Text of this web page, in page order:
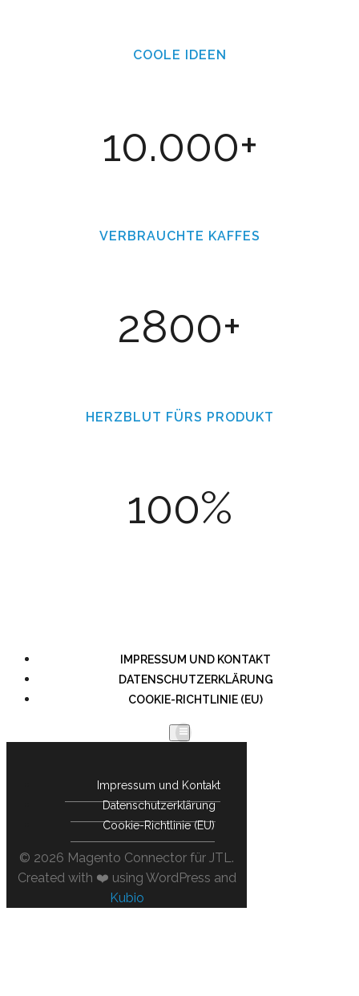
COOLE IDEEN
10.000+
VERBRAUCHTE KAFFES
2800+
HERZBLUT FÜRS PRODUKT
100%
IMPRESSUM UND KONTAKT
DATENSCHUTZERKLÄRUNG
COOKIE-RICHTLINIE (EU)
Impressum und Kontakt
Datenschutzerklärung
Cookie-Richtlinie (EU)
© 2026 Magento Connector für JTL.
Created with ❤️ using WordPress and
Kubio